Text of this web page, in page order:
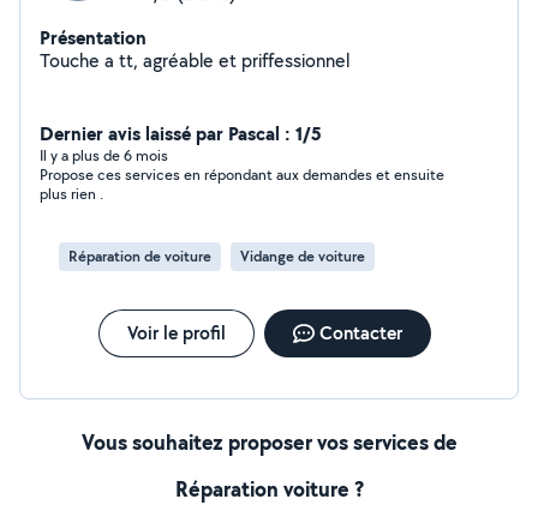
Présentation
Touche a tt, agréable et priffessionnel
Dernier avis laissé par Pascal : 1/5
Il y a plus de 6 mois
Propose ces services en répondant aux demandes et ensuite
plus rien .
Réparation de voiture Vidange de voiture
Voir le profil Contacter
Vous souhaitez proposer vos services de
Réparation voiture ?